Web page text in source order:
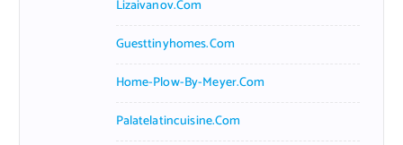
Lizaivanov.com
Guesttinyhomes.com
Home-Plow-By-Meyer.com
Palatelatincuisine.com